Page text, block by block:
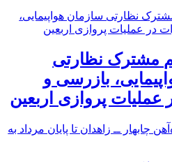
مشترک نظارتی
بازرسی و
عملیات پروازی اربعین